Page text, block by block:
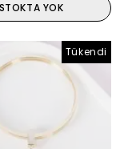
STOKTA YOK
Tükendi